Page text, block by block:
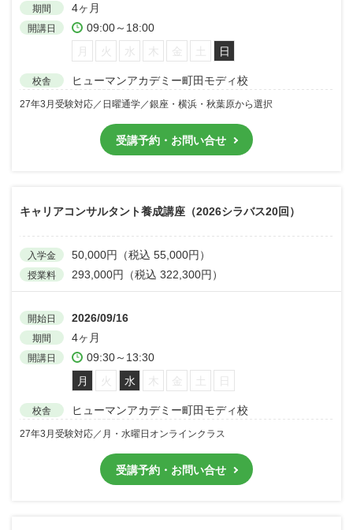
期間 4ヶ月
開講日
09:00～18:00
月
火 水 木 金 土 日
校舎 ヒューマンアカデミー町田モディ校
27年3月受験対応／日曜通学／銀座・横浜・秋葉原から選択
受講予約・お問い合せ
キャリアコンサルタント養成講座（2026シラバス20回）
入学金 50,000円（税込 55,000円）
授業料 293,000円（税込 322,300円）
開始日 2026/09/16
期間 4ヶ月
開講日
09:30～13:30
月
火 水 木 金 土 日
校舎 ヒューマンアカデミー町田モディ校
27年3月受験対応／月・水曜日オンラインクラス
受講予約・お問い合せ